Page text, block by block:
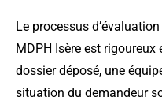
Le processus
MDPH Isère est
dossier déposé, une
situation du demandeur